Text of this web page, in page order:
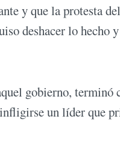
y que la protesta
deshacer lo hecho
gobierno, terminó
un líder que